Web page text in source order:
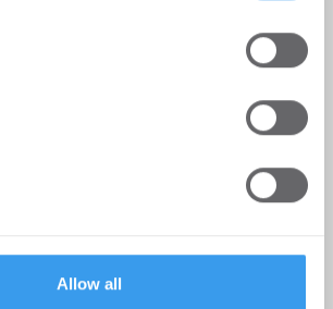
how your personal data is processed
in the
personalise content and ads, to
features and to analyse our traffic.
and analytics partners who
Allow all
verlängern und
STEP
schließt Mietverträge über 3.500